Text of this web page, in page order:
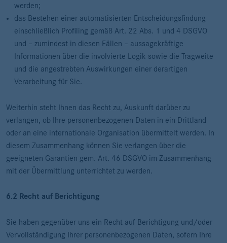
werden;
das Bestehen einer automatisierten Entscheidungsfindung
einschließlich Profiling gemäß Art. 22 Abs. 1 und 4 DSGVO
und – zumindest in diesen Fällen – aussagekräftige
Informationen über die involvierte Logik sowie die Tragweite
und die angestrebten Auswirkungen einer derartigen
Verarbeitung für Sie.
Weiterhin steht Ihnen das Recht zu, Auskunft darüber zu
verlangen, ob Ihre personenbezogenen Daten in ein Drittland
oder an eine internationale Organisation übermittelt werden. In
diesem Zusammenhang können Sie verlangen über die
geeigneten Garantien gem. Art. 46 DSGVO im Zusammenhang
mit der Übermittlung unterrichtet zu werden.
6.2 Recht auf Berichtigung
Sie haben gegenüber uns ein Recht auf Berichtigung und/oder
Vervollständigung Ihrer personenbezogenen Daten, sofern Ihre